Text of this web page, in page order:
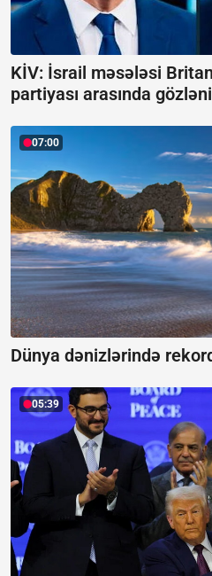
KİV: İsrail məsələsi
partiyası arasında
07:00
Dünya dənizlərində
05:39